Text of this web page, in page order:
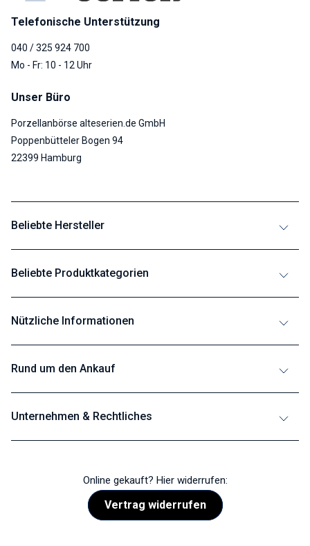
Telefonische Unterstützung
040 / 325 924 700
Mo - Fr: 10 - 12 Uhr
Unser Büro
Porzellanbörse alteserien.de GmbH
Poppenbütteler Bogen 94
22399 Hamburg
Beliebte Hersteller
Beliebte Produktkategorien
Nützliche Informationen
Rund um den Ankauf
Unternehmen & Rechtliches
Online gekauft? Hier widerrufen:
Vertrag widerrufen